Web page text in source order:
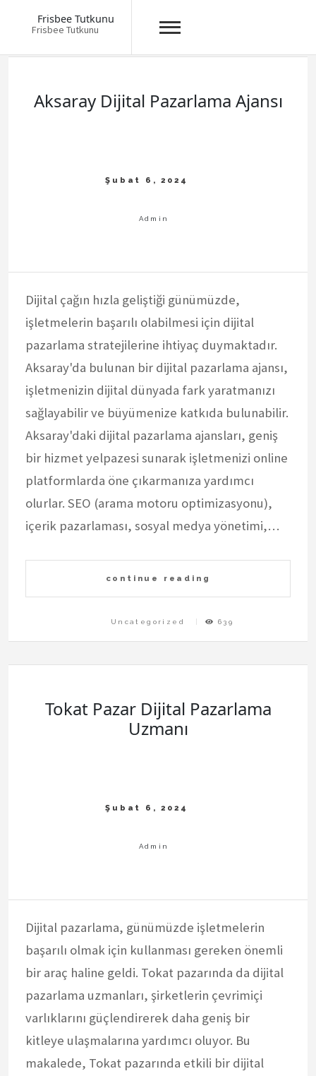
Frisbee Tutkunu
Frisbee Tutkunu
Aksaray Dijital Pazarlama Ajansı
Dijital çağın hızla geliştiği günümüzde,
işletmelerin başarılı olabilmesi için dijital
pazarlama stratejilerine ihtiyaç duymaktadır.
Aksaray'da bulunan bir dijital pazarlama ajansı,
işletmenizin dijital dünyada fark yaratmanızı
sağlayabilir ve büyümenize katkıda bulunabilir.
Aksaray'daki dijital pazarlama ajansları, geniş
bir hizmet yelpazesi sunarak işletmenizi online
platformlarda öne çıkarmanıza yardımcı
olurlar. SEO (arama motoru optimizasyonu),
içerik pazarlaması, sosyal medya yönetimi,…
continue reading
Uncategorized 639
Tokat Pazar Dijital Pazarlama
Uzmanı
Dijital pazarlama, günümüzde işletmelerin
başarılı olmak için kullanması gereken önemli
bir araç haline geldi. Tokat pazarında da dijital
pazarlama uzmanları, şirketlerin çevrimiçi
varlıklarını güçlendirerek daha geniş bir
kitleye ulaşmalarına yardımcı oluyor. Bu
makalede, Tokat pazarında etkili bir dijital